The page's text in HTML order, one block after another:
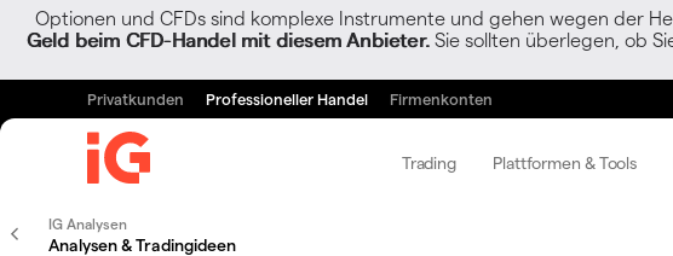
Optionen und CFDs sind komplexe Instrumente und gehen wegen der
Geld beim CFD-Handel mit diesem Anbieter. Sie sollten überlegen, ob
Privatkunden Professioneller Handel Firmenkonten
Trading Plattformen & Tools
IG Analysen
Analysen & Tradingideen